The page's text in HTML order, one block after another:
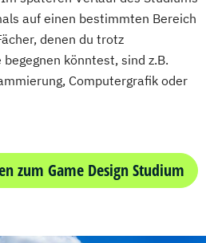
auf einen bestimmten Bereich
denen du trotz
könntest, sind z.B.
Computergrafik oder
zum Game Design Studium